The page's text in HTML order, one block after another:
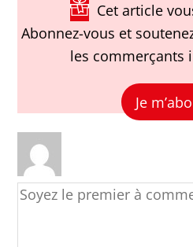
Cet article
Abonnez-vous et
les commerçants
Je